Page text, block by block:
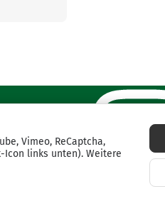
Vimeo, ReCaptcha,
Icon links unten). Weitere